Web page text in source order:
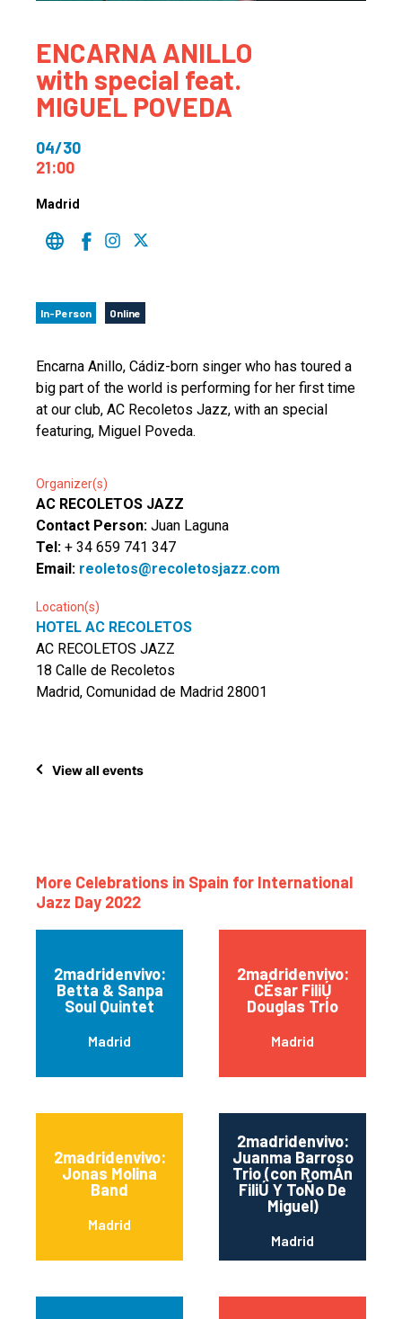
ENCARNA ANILLO
with special feat.
MIGUEL POVEDA
04/30
21:00
Madrid
In-Person Online
Encarna Anillo, Cádiz-born singer who has toured a
big part of the world is performing for her first time
at our club, AC Recoletos Jazz, with an special
featuring, Miguel Poveda.
Organizer(s)
AC RECOLETOS JAZZ
Contact Person: Juan Laguna
Tel: + 34 659 741 347
Email: reoletos@recoletosjazz.com
Location(s)
HOTEL AC RECOLETOS
AC RECOLETOS JAZZ
18 Calle de Recoletos
Madrid, Comunidad de Madrid 28001
View all events
More Celebrations in Spain for International
Jazz Day 2022
2madridenvivo:
Betta & Sanpa
Soul Quintet
Madrid
2madridenvivo:
CÉsar FiliÚ
Douglas TrÍo
Madrid
2madridenvivo:
Jonas Molina
Band
Madrid
2madridenvivo:
Juanma Barroso
Trio (con RomÁn
FiliÚ Y ToÑo De
Miguel)
Madrid